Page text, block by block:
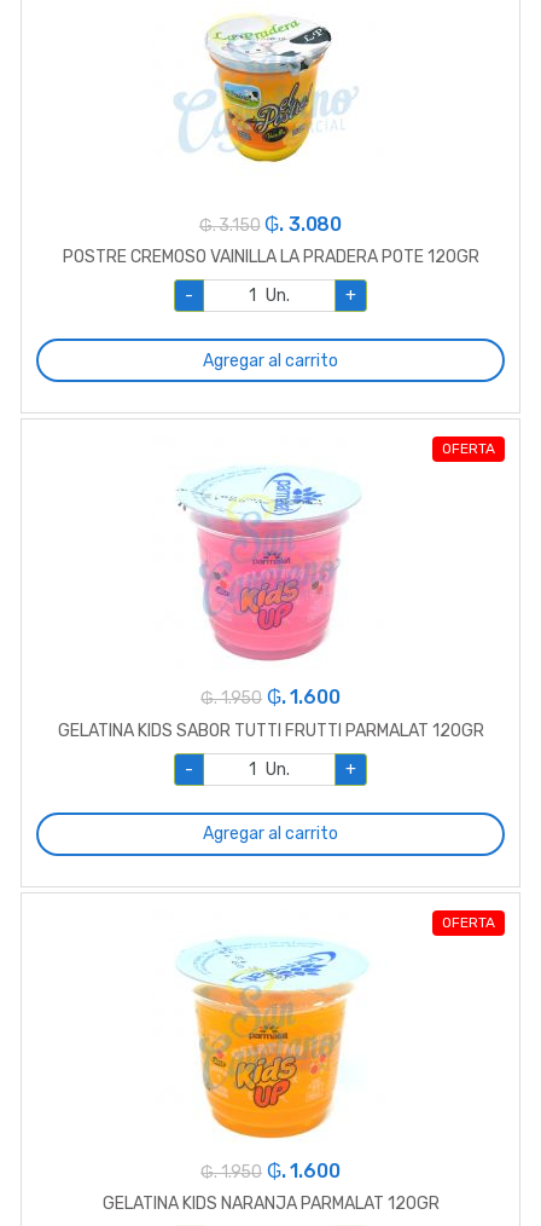
₲. 3.150 ₲. 3.080
POSTRE CREMOSO VAINILLA LA PRADERA POTE 120GR
-
Un. +
Agregar al carrito
OFERTA
₲. 1.950 ₲. 1.600
GELATINA KIDS SABOR TUTTI FRUTTI PARMALAT 120GR
-
Un. +
Agregar al carrito
OFERTA
₲. 1.950 ₲. 1.600
GELATINA KIDS NARANJA PARMALAT 120GR